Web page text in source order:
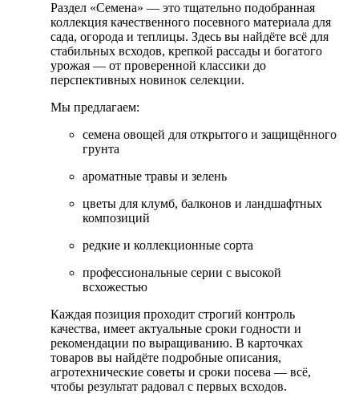
Раздел «Семена» — это тщательно подобранная
коллекция качественного посевного материала для
сада, огорода и теплицы. Здесь вы найдёте всё для
стабильных всходов, крепкой рассады и богатого
урожая — от проверенной классики до
перспективных новинок селекции.
Мы предлагаем:
семена овощей для открытого и защищённого
грунта
ароматные травы и зелень
цветы для клумб, балконов и ландшафтных
композиций
редкие и коллекционные сорта
профессиональные серии с высокой
всхожестью
Каждая позиция проходит строгий контроль
качества, имеет актуальные сроки годности и
рекомендации по выращиванию. В карточках
товаров вы найдёте подробные описания,
агротехнические советы и сроки посева — всё,
чтобы результат радовал с первых всходов.